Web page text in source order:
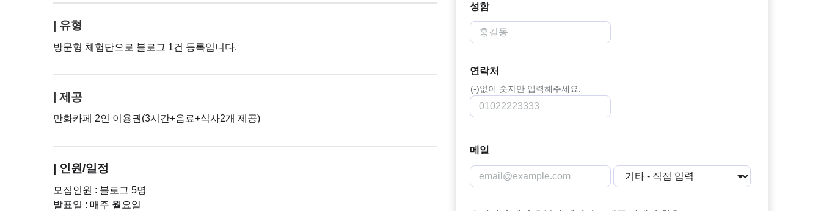
| 유형
방문형 체험단으로 블로그 1건 등록입니다.
| 제공
만화카페 2인 이용권(3시간+음료+식사2개 제공)
| 인원/일정
모집인원 : 블로그 5명
발표일 : 매주 월요일
성함
연락처
(-)없이 숫자만 입력해주세요.
메일